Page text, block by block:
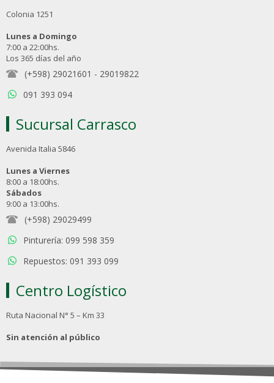
Colonia 1251
Lunes a Domingo
7:00 a 22:00hs.
Los 365 días del año
(+598) 29021601 - 29019822
091 393 094
Sucursal Carrasco
Avenida Italia 5846
Lunes a Viernes
8:00 a 18:00hs.
Sábados
9:00 a 13:00hs.
(+598) 29029499
Pinturería: 099 598 359
Repuestos: 091 393 099
Centro Logístico
Ruta Nacional N° 5 – Km 33
Sin atención al público